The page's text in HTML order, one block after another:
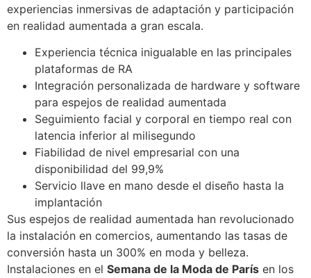
experiencias inmersivas de adaptación y participación
en realidad aumentada a gran escala.
Experiencia técnica inigualable en las principales
plataformas de RA
Integración personalizada de hardware y software
para espejos de realidad aumentada
Seguimiento facial y corporal en tiempo real con
latencia inferior al milisegundo
Fiabilidad de nivel empresarial con una
disponibilidad del 99,9%
Servicio llave en mano desde el diseño hasta la
implantación
Sus espejos de realidad aumentada han revolucionado
la instalación en comercios, aumentando las tasas de
conversión hasta un 300% en moda y belleza.
Instalaciones en el Semana de la Moda de París en los